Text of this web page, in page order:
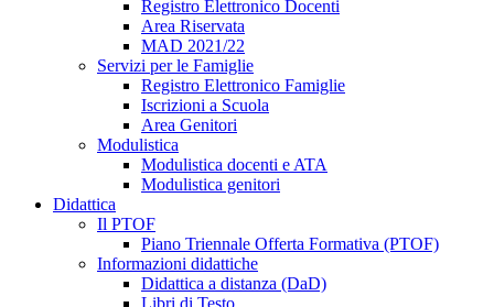
Registro Elettronico Docenti
Area Riservata
MAD 2021/22
Servizi per le Famiglie
Registro Elettronico Famiglie
Iscrizioni a Scuola
Area Genitori
Modulistica
Modulistica docenti e ATA
Modulistica genitori
Didattica
Il PTOF
Piano Triennale Offerta Formativa (PTOF)
Informazioni didattiche
Didattica a distanza (DaD)
Libri di Testo